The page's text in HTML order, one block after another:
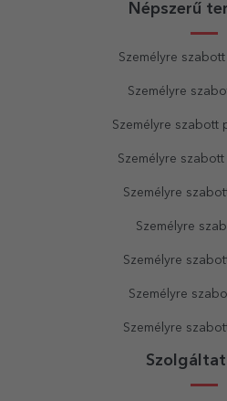
Népszerű
Személyre
Személyre
Személyre szabott
Személyre
Személyre
Személyre
Személyre
Személyre
Személyre